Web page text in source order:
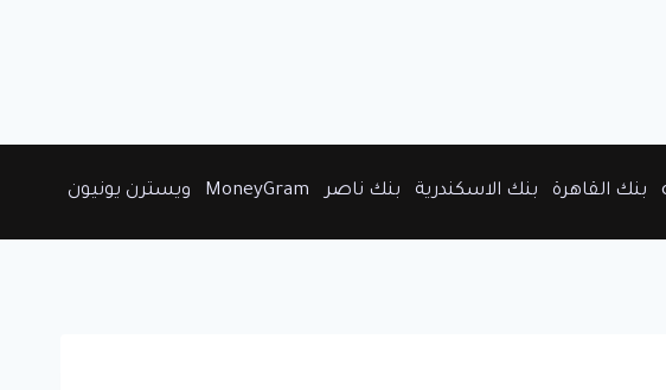
بنك القاهرة بنك الاسكندرية بنك ناصر MoneyGram ويسترن يونيون